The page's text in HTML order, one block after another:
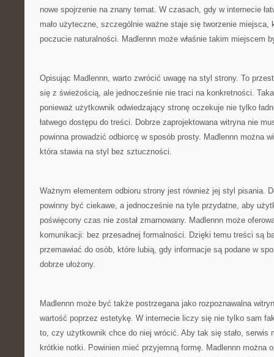
nowe spojrzenie na znany temat. W czasach, gdy w internecie
mało użyteczne, szczególnie ważne staje się tworzenie miejsca,
poczucie naturalności. Madlennn może właśnie takim miejscem
Opisując Madlennn, warto zwrócić uwagę na styl strony. To
się z świeżością, ale jednocześnie nie traci na konkretności.
ponieważ użytkownik odwiedzający stronę oczekuje nie tylko
łatwego dostępu do treści. Dobrze zaprojektowana witryna nie
powinna prowadzić odbiorcę w sposób prosty. Madlennn można
która stawia na styl bez sztuczności.
Ważnym elementem odbioru strony jest również jej styl pisania.
powinny być ciekawe, a jednocześnie na tyle przydatne, aby
poświęcony czas nie został zmarnowany. Madlennn może
komunikacji: bez przesadnej formalności. Dzięki temu treści są
przemawiać do osób, które lubią, gdy informacje są podane w
dobrze ułożony.
Madlennn może być także postrzegana jako rozpoznawalna
wartość poprzez estetykę. W internecie liczy się nie tylko sam
to, czy użytkownik chce do niej wrócić. Aby tak się stało, serwis
krótkie notki. Powinien mieć przyjemną formę. Madlennn można